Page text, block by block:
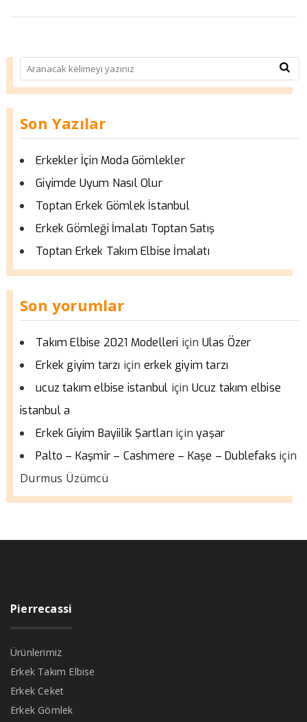
Son Yazılar
Erkekler İçin Moda Gömlekler
Giyimde Uyum Nasıl Olur
Toptan Erkek Gömlek İstanbul
Erkek Gömleği İmalatı Toptan Satış
Toptan Erkek Takım Elbise İmalatı
Son yorumlar
Takım Elbise 2021 Modelleri için Ulas Özer
Erkek giyim tarzı için erkek giyim tarzı
ucuz takım elbise istanbul için Ucuz takım elbise
istanbul a
Erkek Giyim Bayiilik Şartları içinyaşar
Palto – Kaşmir – Cashmere – Kaşe – Dublefaks için
Durmus Üzümcü
Pierrecassi
Ürünlerimiz
Erkek Takım Elbise
Erkek Ceket
Erkek Gömlek